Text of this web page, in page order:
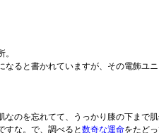
ると書かれていますが、その電飾ユ
のを忘れてて、うっかり膝の下まで
すな。で、調べると数奇な運命をたど